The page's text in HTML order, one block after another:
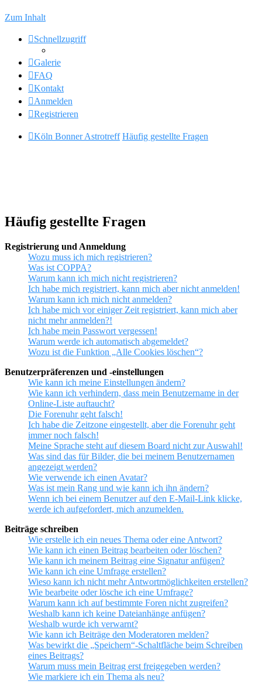
Zum Inhalt
Schnellzugriff
Galerie
FAQ
Kontakt
Anmelden
Registrieren
Köln Bonner Astrotreff Häufig gestellte Fragen
Häufig gestellte Fragen
Registrierung und Anmeldung
Wozu muss ich mich registrieren?
Was ist COPPA?
Warum kann ich mich nicht registrieren?
Ich habe mich registriert, kann mich aber nicht anmelden!
Warum kann ich mich nicht anmelden?
Ich habe mich vor einiger Zeit registriert, kann mich aber
nicht mehr anmelden?!
Ich habe mein Passwort vergessen!
Warum werde ich automatisch abgemeldet?
Wozu ist die Funktion „Alle Cookies löschen“?
Benutzerpräferenzen und -einstellungen
Wie kann ich meine Einstellungen ändern?
Wie kann ich verhindern, dass mein Benutzername in der
Online-Liste auftaucht?
Die Forenuhr geht falsch!
Ich habe die Zeitzone eingestellt, aber die Forenuhr geht
immer noch falsch!
Meine Sprache steht auf diesem Board nicht zur Auswahl!
Was sind das für Bilder, die bei meinem Benutzernamen
angezeigt werden?
Wie verwende ich einen Avatar?
Was ist mein Rang und wie kann ich ihn ändern?
Wenn ich bei einem Benutzer auf den E-Mail-Link klicke,
werde ich aufgefordert, mich anzumelden.
Beiträge schreiben
Wie erstelle ich ein neues Thema oder eine Antwort?
Wie kann ich einen Beitrag bearbeiten oder löschen?
Wie kann ich meinem Beitrag eine Signatur anfügen?
Wie kann ich eine Umfrage erstellen?
Wieso kann ich nicht mehr Antwortmöglichkeiten erstellen?
Wie bearbeite oder lösche ich eine Umfrage?
Warum kann ich auf bestimmte Foren nicht zugreifen?
Weshalb kann ich keine Dateianhänge anfügen?
Weshalb wurde ich verwarnt?
Wie kann ich Beiträge den Moderatoren melden?
Was bewirkt die „Speichern“-Schaltfläche beim Schreiben
eines Beitrags?
Warum muss mein Beitrag erst freigegeben werden?
Wie markiere ich ein Thema als neu?